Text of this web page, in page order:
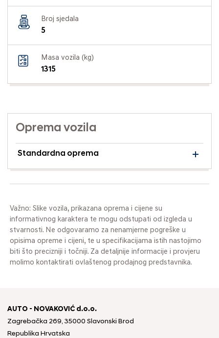
Broj sjedala
5
Masa vozila (kg)
1315
Oprema vozila
Standardna oprema
Važno: Slike vozila, prikazana oprema i cijene su
informativnog karaktera te mogu odstupati od izgleda u
stvarnosti. Ne odgovaramo za nenamjerne pogreške u
opisima opreme i cijeni, te u specifikacijama istih nastojimo
biti što precizniji i točniji. Za detaljnije informacije i provjeru
molimo kontaktirati ovlaštenog prodajnog predstavnika.
AUTO - NOVAKOVIĆ d.o.o.
Zagrebačka 269, 35000 Slavonski Brod
Republika Hrvatska